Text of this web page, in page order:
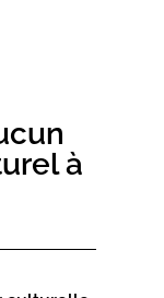
à